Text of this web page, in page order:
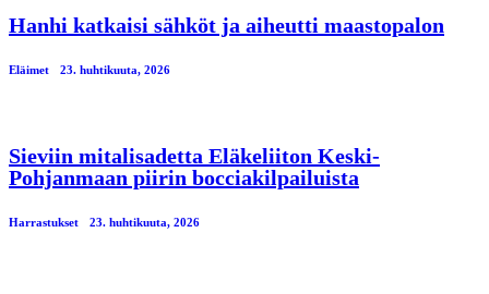
Hanhi katkaisi sähköt ja aiheutti maastopalon
Eläimet 23. huhtikuuta, 2026
Sieviin mitalisadetta Eläkeliiton Keski-
Pohjanmaan piirin bocciakilpailuista
Harrastukset 23. huhtikuuta, 2026